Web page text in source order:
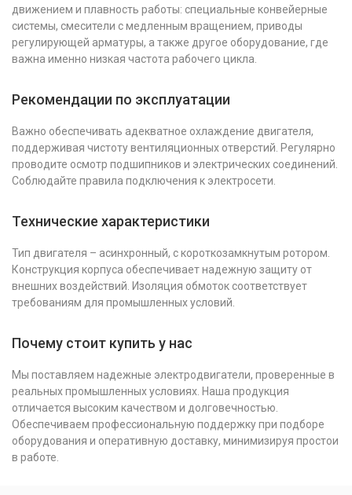
движением и плавность работы: специальные конвейерные
системы, смесители с медленным вращением, приводы
регулирующей арматуры, а также другое оборудование, где
важна именно низкая частота рабочего цикла.
Рекомендации по эксплуатации
Важно обеспечивать адекватное охлаждение двигателя,
поддерживая чистоту вентиляционных отверстий. Регулярно
проводите осмотр подшипников и электрических соединений.
Соблюдайте правила подключения к электросети.
Технические характеристики
Тип двигателя – асинхронный, с короткозамкнутым ротором.
Конструкция корпуса обеспечивает надежную защиту от
внешних воздействий. Изоляция обмоток соответствует
требованиям для промышленных условий.
Почему стоит купить у нас
Мы поставляем надежные электродвигатели, проверенные в
реальных промышленных условиях. Наша продукция
отличается высоким качеством и долговечностью.
Обеспечиваем профессиональную поддержку при подборе
оборудования и оперативную доставку, минимизируя простои
в работе.